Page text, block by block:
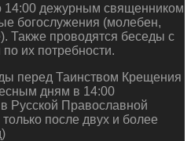
14:00 дежурным священником
богослужения (молебен,
Также проводятся беседы с
их потребности.
перед Таинством Крещения
дням в 14:00
Русской Православной
после двух и более